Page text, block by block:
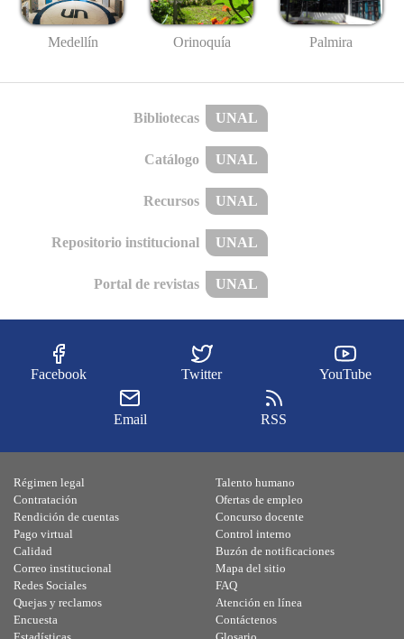
Medellín Orinoquía Palmira
Bibliotecas UNAL
Catálogo UNAL
Recursos UNAL
Repositorio institucional UNAL
Portal de revistas UNAL
Facebook Twitter YouTube
Email RSS
Régimen legal
Contratación
Rendición de cuentas
Pago virtual
Calidad
Talento humano
Ofertas de empleo
Concurso docente
Control interno
Buzón de notificaciones
Correo institucional
Redes Sociales
Quejas y reclamos
Encuesta
Mapa del sitio
FAQ
Atención en línea
Contáctenos